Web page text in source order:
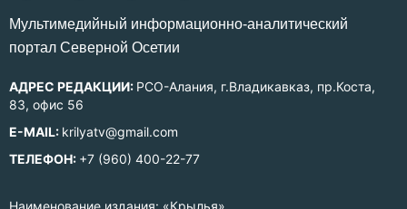
Mультимедийный информационно-аналитический
портал Северной Осетии
АДРЕС РЕДАКЦИИ: РСО-Алания, г.Владикавказ, пр.Коста,
83, офис 56
E-MAIL: krilyatv@gmail.com
ТЕЛЕФОН: +7 (960) 400-22-77